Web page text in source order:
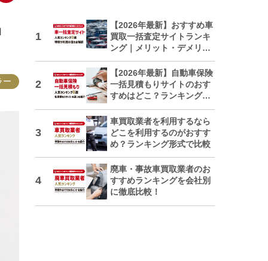
ー
【2026年最新】おすすめ車
買取一括査定サイトランキ
ング｜メリット・デメリッ
トも解説
【2026年最新】自動車保険
一括見積もりサイトのおす
すめはどこ？ランキングで
車買取業者を利用するなら
どこを利用するのがおすす
め？ランキング形式で比較
廃車・事故車買取業者のお
すすめランキングを会社別
に徹底比較！